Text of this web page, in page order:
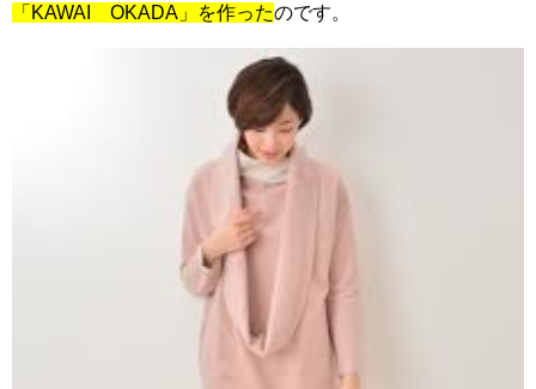
「KAWAI OKADA」を作ったのです。